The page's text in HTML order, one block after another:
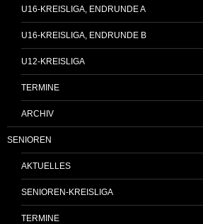
U16-KREISLIGA, ENDRUNDE A
U16-KREISLIGA, ENDRUNDE B
U12-KREISLIGA
TERMINE
ARCHIV
SENIOREN
AKTUELLES
SENIOREN-KREISLIGA
TERMINE